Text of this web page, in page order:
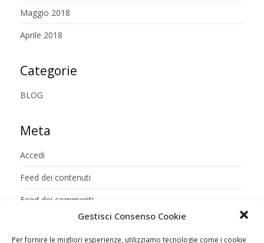
Gestisci Consenso Cookie
Per fornire le migliori esperienze, utilizziamo tecnologie come i cookie
Maggio 2018
Aprile 2018
Categorie
BLOG
Meta
Accedi
Feed dei contenuti
Feed dei commenti